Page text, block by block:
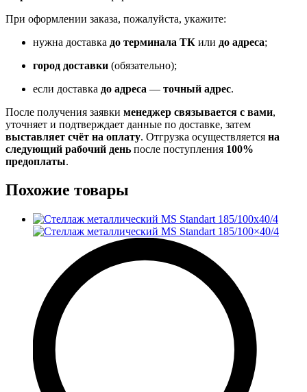
При оформлении заказа, пожалуйста, укажите:
нужна доставка до терминала ТК или до адреса;
город доставки (обязательно);
если доставка до адреса — точный адрес.
После получения заявки менеджер связывается с вами,
уточняет и подтверждает данные по доставке, затем
выставляет счёт на оплату. Отгрузка осуществляется на
следующий рабочий день после поступления 100%
предоплаты.
Похожие товары